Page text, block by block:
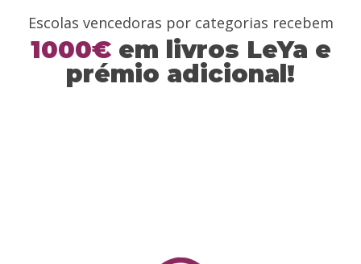
Escolas vencedoras por categorias recebem
1000€em livros LeYa e
prémio adicional!